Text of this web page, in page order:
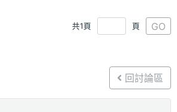
共1頁 頁 GO
回討論區